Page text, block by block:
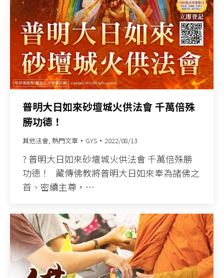
普明大日如來砂壇城火供法會 千萬倍殊
勝功德！
其他法會, 熱門文章 GYS 2022/08/13
? 普明大日如來砂壇城火供法會 千萬倍殊勝
功德！ 藏傳佛教將普明大日如來奉為諸佛之
首、密續主尊，…